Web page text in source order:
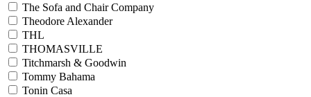
The Sofa and Chair Company
Theodore Alexander
THL
THOMASVILLE
Titchmarsh & Goodwin
Tommy Bahama
Tonin Casa